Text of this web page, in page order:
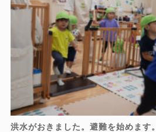
洪水がおきました。避難を始めます。